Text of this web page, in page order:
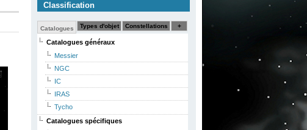
Classification
Catalogues Types d'objet Constellations +
Catalogues généraux
Messier
NGC
IC
IRAS
Tycho
Catalogues spécifiques